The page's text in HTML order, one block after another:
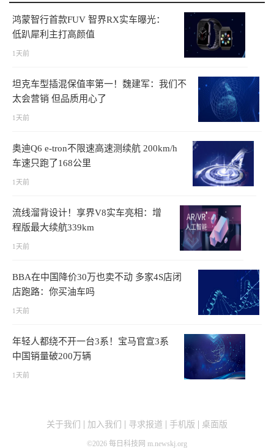
鸿蒙智行首款FUV 智界RX实车曝光：
低趴犀利主打高颜值
1天前
坦克车型插混保值率第一！魏建军：我们不
太会营销 但品质用心了
1天前
奥迪Q6 e-tron不限速高速测续航 200km/h
车速只跑了168公里
1天前
流线溜背设计！享界V8实车亮相：增
程版最大续航339km
1天前
BBA在中国降价30万也卖不动 多家4S店闭
店跑路：你买油车吗
1天前
年轻人都绕不开一台3系！宝马官宣3系
中国销量破200万辆
1天前
关于我们 加入我们 寻求报道 手机版 桌面版
©2026 每日科技网 m.newskj.org